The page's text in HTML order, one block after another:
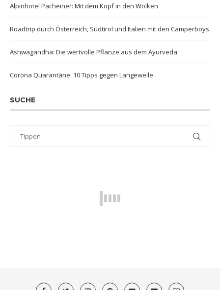
Alpinhotel Pacheiner: Mit dem Kopf in den Wolken
Roadtrip durch Österreich, Südtirol und Italien mit den Camperboys
Ashwagandha: Die wertvolle Pflanze aus dem Ayurveda
Corona Quarantäne: 10 Tipps gegen Langeweile
SUCHE